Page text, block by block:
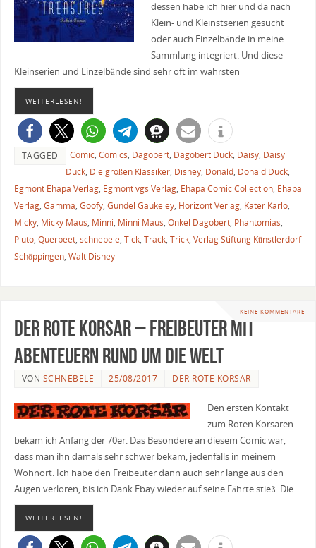
dessen habe ich hier und da nach
Klein- und Kleinstserien gesucht
oder auch Einzelbände in meine
Sammlung integriert. Und diese
Kleinserien und Einzelbände sind sehr oft im wahrsten
WEITERLESEN!
TAGGED Comic, Comics, Dagobert, Dagobert Duck, Daisy, Daisy
Duck, Die großen Klassiker, Disney, Donald, Donald Duck,
Egmont Ehapa Verlag, Egmont vgs Verlag, Ehapa Comic Collection, Ehapa
Verlag, Gamma, Goofy, Gundel Gaukeley, Horizont Verlag, Kater Karlo,
Micky, Micky Maus, Minni, Minni Maus, Onkel Dagobert, Phantomias,
Pluto, Querbeet, schnebele, Tick, Track, Trick, Verlag Stiftung Künstlerdorf
Schöppingen, Walt Disney
KEINE KOMMENTARE
Der Rote Korsar – Freibeuter mit
Abenteuern rund um die Welt
VON SCHNEBELE 25/08/2017 DER ROTE KORSAR
Den ersten Kontakt
zum Roten Korsaren
bekam ich Anfang der 70er. Das Besondere an diesem Comic war,
dass man ihn damals sehr schwer bekam, jedenfalls in meinem
Wohnort. Ich habe den Freibeuter dann auch sehr lange aus den
Augen verloren, bis ich Dank Ebay wieder auf seine Fährte stieß. Die
WEITERLESEN!